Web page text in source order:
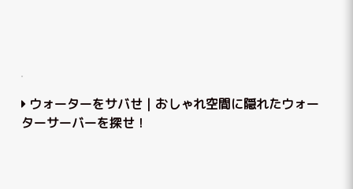
ウォーターをサバせ｜おしゃれ空間に隠れたウォー
ターサーバーを探せ！